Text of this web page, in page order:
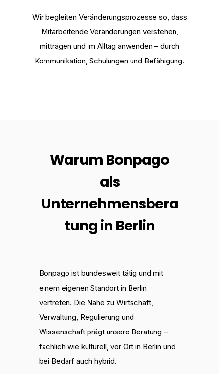
Wir begleiten Veränderungsprozesse so, dass
Mitarbeitende Veränderungen verstehen,
mittragen und im Alltag anwenden – durch
Kommunikation, Schulungen und Befähigung.
Warum Bonpago
als
Unternehmensbera
tung in Berlin
Bonpago ist bundesweit tätig und mit
einem eigenen Standort in Berlin
vertreten. Die Nähe zu Wirtschaft,
Verwaltung, Regulierung und
Wissenschaft prägt unsere Beratung –
fachlich wie kulturell, vor Ort in Berlin und
bei Bedarf auch hybrid.